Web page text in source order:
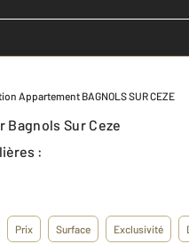
Appartement BAGNOLS SUR CEZE
Bagnols Sur Ceze
:
Prix Surface Exclusivité